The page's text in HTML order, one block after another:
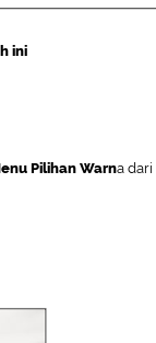
ini
Pilihan Warna dari